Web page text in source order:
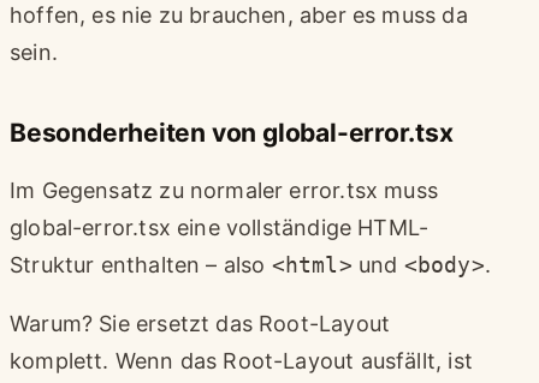
hoffen, es nie zu brauchen, aber es muss da
sein.
Besonderheiten von global-error.tsx
Im Gegensatz zu normaler error.tsx muss
global-error.tsx eine vollständige HTML-
Struktur enthalten – also <html> und <body>.
Warum? Sie ersetzt das Root-Layout
komplett. Wenn das Root-Layout ausfällt, ist